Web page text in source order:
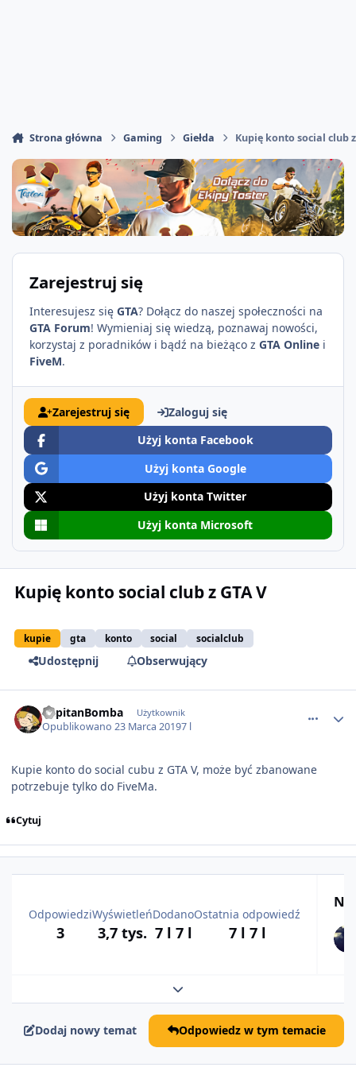
Strona główna Gaming Giełda Kupię konto social club z
Zarejestruj się
Interesujesz się GTA? Dołącz do naszej społeczności na
GTA Forum! Wymieniaj się wiedzą, poznawaj nowości,
korzystaj z poradników i bądź na bieżąco z GTA Online i
FiveM.
Zarejestruj się
Zaloguj się
Użyj konta Facebook
Użyj konta Google
Użyj konta Twitter
Użyj konta Microsoft
Kupię konto social club z GTA V
kupie gta konto social socialclub
Udostępnij Obserwujący
KapitanBomba Użytkownik
Opublikowano23 Marca 20197 l
Kupie konto do social cubu z GTA V, może być zbanowane
potrzebuje tylko do FiveMa.
Cytuj
Odpowiedzi
3
Wyświetleń
3,7 tys.
Dodano
7 l 7 l
Ostatnia odpowiedź
7 l 7 l
Rozwiń podsumowanie tematu
Dodaj nowy temat Odpowiedz w tym temacie